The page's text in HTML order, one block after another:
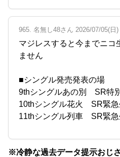
965. 名無し48さん 2026/07/05(日)
マジレスすると今までニコ
ません
■シングル発売発表の場
9thシングルあの別 SR特
10thシングル花火 SR緊急
11thシングル列車 SR緊急
※冷静な過去データ提示おじ